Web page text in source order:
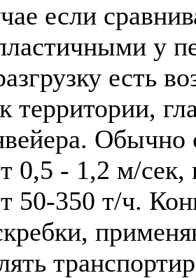
если
у
есть
территории,
Обычно
0,5 - 1,2 м/сек,
50-350 т/ч.